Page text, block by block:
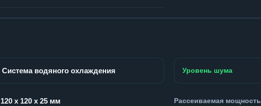
Система водяного охлаждения Уровень шума
120 x 120 x 25 мм Рассеиваемая мощность